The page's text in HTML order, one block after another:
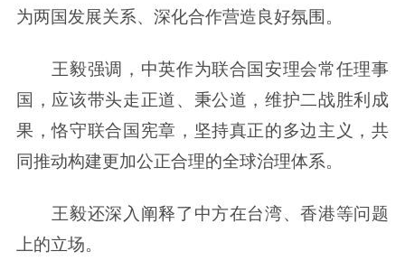
为两国发展关系、深化合作营造良好氛围。
王毅强调，中英作为联合国安理会常任理事
国，应该带头走正道、秉公道，维护二战胜利成
果，恪守联合国宪章，坚持真正的多边主义，共
同推动构建更加公正合理的全球治理体系。
王毅还深入阐释了中方在台湾、香港等问题
上的立场。